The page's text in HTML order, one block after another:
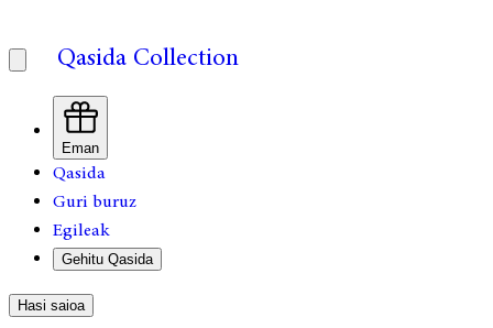
Qasida Collection
Eman
Qasida
Guri buruz
Egileak
Gehitu Qasida
Hasi saioa